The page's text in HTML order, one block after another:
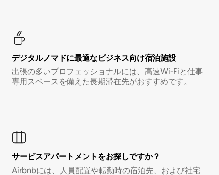
デジタルノマド⁠に最⁠適⁠なビ⁠ジ⁠ネ⁠ス⁠向⁠け宿⁠泊⁠施⁠設
出張の多いプロフェッショナルには、高速Wi-Fiと仕事
専用スペースを備えた長期滞在先がおすすめです。
サービスアパートメントをお探しですか？
Airbnbには、人員配置や転勤時の宿泊先、および社宅